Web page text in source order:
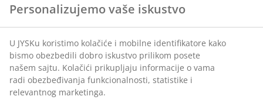
Personalizujemo vaše iskustvo
U JYSKu koristimo kolačiće i mobilne identifikatore kako
bismo obezbedili dobro iskustvo prilikom posete
našem sajtu. Kolačići prikupljaju informacije o vama
radi obezbeđivanja funkcionalnosti, statistike i
relevantnog marketinga.